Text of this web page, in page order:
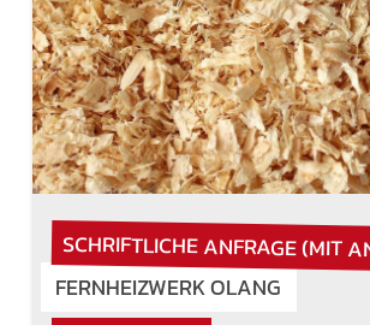
SCHRIFTLICHE ANFRAGE (MIT
FERNHEIZWERK OLANG